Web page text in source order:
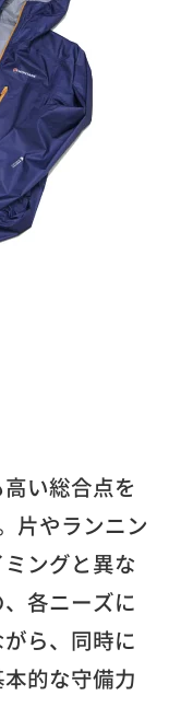
い総合点を
片やランニン
ングと異な
各ニーズに
ら、同時に
的な守備力